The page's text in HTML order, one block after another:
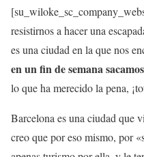
resistirnos a hacer una
es una ciudad en la que nos
en un fin de semana
lo que ha merecido la pena,
Barcelona es una ciudad que
creo que por eso mismo, por